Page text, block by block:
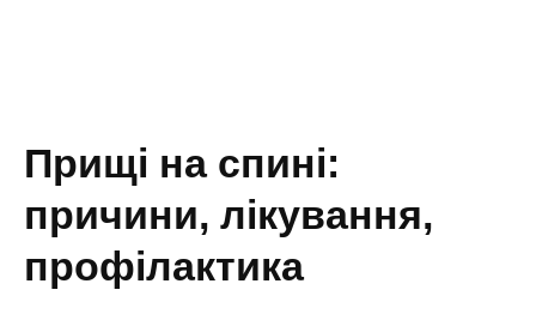
Прищі на спині:
причини, лікування,
профілактика